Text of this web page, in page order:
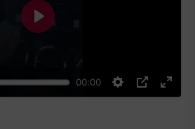
00:00
Воспроизвести